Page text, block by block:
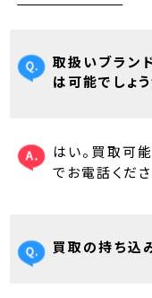
取扱いブラン
は可能でしょう
はい。買取可
でお電話くださ
買取の持ち込